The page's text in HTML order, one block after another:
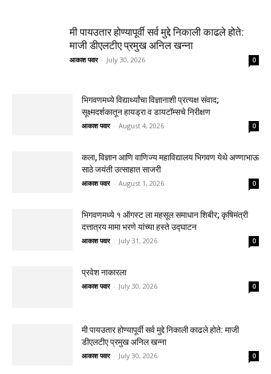
मी पायउतार होण्यापूर्वी सर्व मुद्दे निकाली काढले होते:
माजी डीएलटीए प्रमुख अनिल खन्ना
आकाश पवार - July 30, 2026 0
भिगवणमध्ये विद्यार्थ्यांचा विज्ञानाशी प्रत्यक्ष संवाद;
सूक्ष्मदर्शकातून हायड्रा व डायटॉम्सचे निरीक्षण
आकाश पवार - August 4, 2026 0
कला, विज्ञान आणि वाणिज्य महाविद्यालय भिगवण येथे अण्णाभाऊ
साठे जयंती उत्साहात साजरी
आकाश पवार - August 1, 2026 0
भिगवणमध्ये १ ऑगस्ट ला महसूल समाधान शिबीर; कृषिमंत्री
दत्तात्रय मामा भरणे यांच्या हस्ते उद्घाटन
आकाश पवार - July 31, 2026 0
प्रवेश नाकारला
आकाश पवार - July 30, 2026 0
मी पायउतार होण्यापूर्वी सर्व मुद्दे निकाली काढले होते: माजी
डीएलटीए प्रमुख अनिल खन्ना
आकाश पवार - July 30, 2026 0